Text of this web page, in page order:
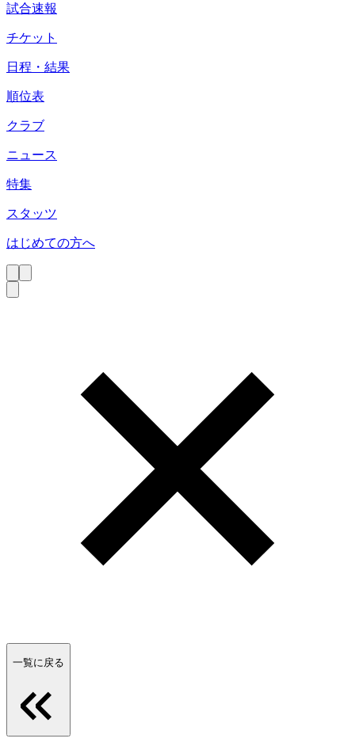
試合速報
チケット
日程・結果
順位表
クラブ
ニュース
特集
スタッツ
はじめての方へ
一覧に戻る